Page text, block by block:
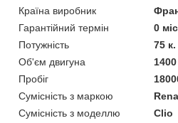
Країна виробник
Гарантійний термін
0 міс
Потужність
75 к.
Об'єм двигуна
Пробіг
Сумісність з маркою
Сумісність з моделлю
Clio